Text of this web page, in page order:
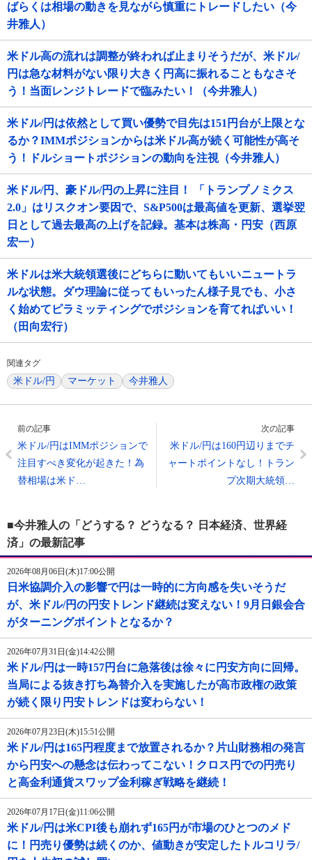
ばらくは相場の動きを見ながら慎重にトレードしたい（今
井雅人）
米ドル高の流れは調整が終われば止まりそうだが、米ドル/
円は急な材料がない限り大きく円高に振れることもなさそ
う！当面レンジトレードで臨みたい！（今井雅人）
米ドル/円は依然として買い優勢で目先は151円台が上限とな
るか？IMMポジションからは米ドル高が続く可能性が高そ
う！ドルショートポジションの動向を注視（今井雅人）
米ドル/円、豪ドル/円の上昇に注目！ 「トランプノミクス
2.0」はリスクオン要因で、S&P500は最高値を更新、選挙翌
日として過去最高の上げを記録。基本は株高・円安（西原
宏一）
米ドルは米大統領選後にどちらに動いてもいいニュートラ
ルな状態。ダウ理論に従ってもいったん様子見でも、小さ
く始めてピラミッティングでポジションを育てればいい！
（田向宏行）
関連タグ
米ドル/円 マーケット 今井雅人
前の記事
米ドル/円はIMMポジションで
注目すべき変化が起きた！為
替相場は米ド…
次の記事
米ドル/円は160円辺りまでチ
ャートポイントなし！トラン
プ次期大統領…
■今井雅人の「どうする？ どうなる？ 日本経済、世界経
済」の最新記事
2026年08月06日(木)17:00公開
日米協調介入の影響で円は一時的に方向感を失いそうだ
が、米ドル/円の円安トレンド継続は変えない！9月日銀会合
がターニングポイントとなるか？
2026年07月31日(金)14:42公開
米ドル/円は一時157円台に急落後は徐々に円安方向に回帰。
当局による抜き打ち為替介入を実施したが高市政権の政策
が続く限り円安トレンドは変わらない！
2026年07月23日(木)15:51公開
米ドル/円は165円程度まで放置されるか？片山財務相の発言
から円安への懸念は伝わってこない！クロス円での円売り
と高金利通貨スワップ金利稼ぎ戦略を継続！
2026年07月17日(金)11:06公開
米ドル/円は米CPI後も崩れず165円が市場のひとつのメド
に！円売り優勢は続くのか、値動きが安定したトルコリラ/